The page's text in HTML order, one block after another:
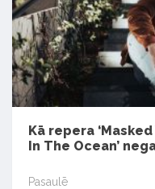
Kā repera
In The Ocean’
Pasaulē